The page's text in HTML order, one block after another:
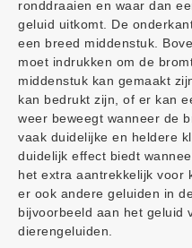
ronddraaien en waar dan
geluid uitkomt. De
een breed middenstuk.
moet indrukken om de
middenstuk kan gemaakt
kan bedrukt zijn, of er kan
weer beweegt wanneer de
vaak duidelijke en heldere
duidelijk effect biedt
het extra aantrekkelijk voor
er ook andere geluiden in
bijvoorbeeld aan het geluid
dierengeluiden.